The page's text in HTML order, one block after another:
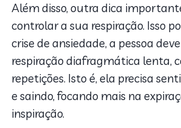
Além disso, outra dica
controlar a sua respiração. Isso
crise de ansiedade, a pessoa
respiração diafragmática lenta,
repetições. Isto é, ela precisa
e saindo, focando mais na
inspiração.